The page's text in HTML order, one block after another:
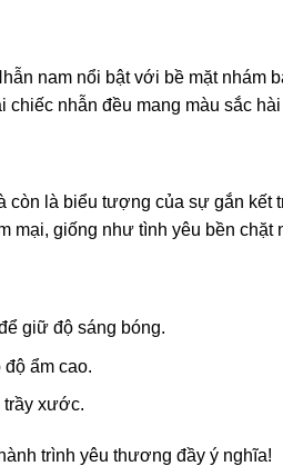
nam nổi bật với bề mặt
nhẫn đều mang màu sắc
còn là biểu tượng của sự gắn
giống như tình yêu bền chặt
giữ độ sáng bóng.
ẩm cao.
trầy xước.
trình yêu thương đầy ý nghĩa!